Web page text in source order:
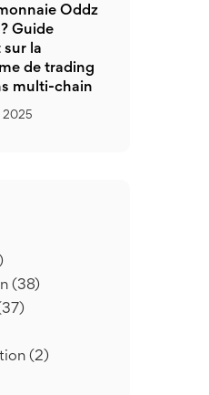
Oddz
Guide
la
de trading
multi-chain
2025
(38)
(2)